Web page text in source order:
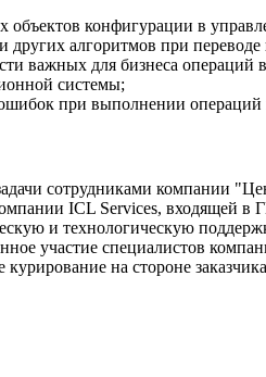
конфигурации в
других алгоритмов при
важных для бизнеса операций
системы;
при выполнении
сотрудниками
ICL Services, входящей в
и технологическую
участие специалистов
на стороне